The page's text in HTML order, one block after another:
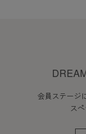
会員ステージ
ス